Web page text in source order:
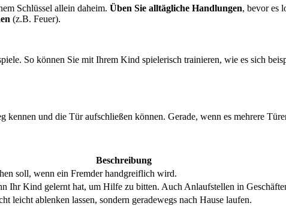
Schlüssel allein daheim. Üben Sie alltägliche Handlungen, bevor es
(z.B. Feuer).
So können Sie mit Ihrem Kind spielerisch trainieren, wie es sich
und die Tür aufschließen können. Gerade, wenn es mehrere
Beschreibung
soll, wenn ein Fremder handgreiflich wird.
Ihr Kind gelernt hat, um Hilfe zu bitten. Auch Anlaufstellen in
leicht ablenken lassen, sondern geradewegs nach Hause laufen.